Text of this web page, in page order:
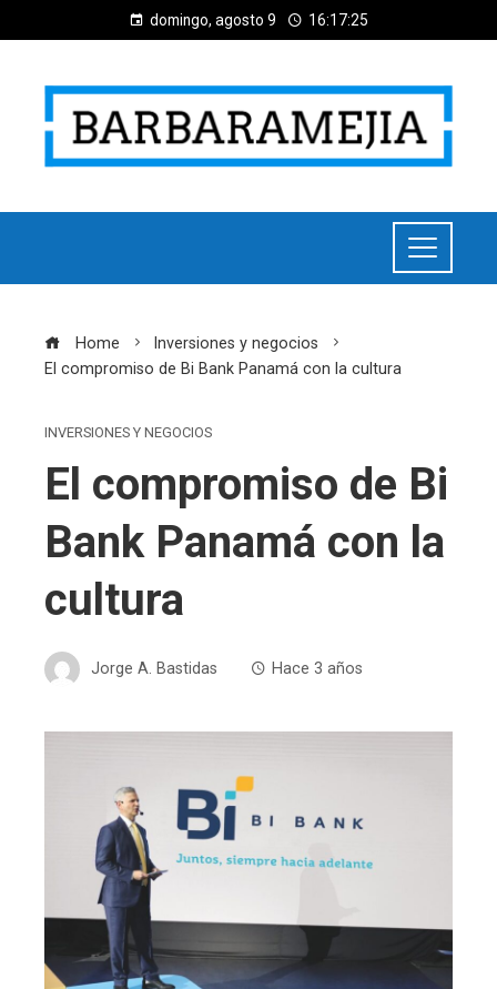
domingo, agosto 9 16:17:26
Home
Inversiones y negocios
El compromiso de Bi Bank Panamá con la cultura
INVERSIONES Y NEGOCIOS
El compromiso de Bi
Bank Panamá con la
cultura
Jorge A. Bastidas Hace 3 años